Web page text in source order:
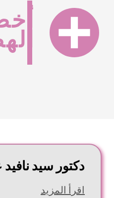
دكتور سيد نافيد
اقرأ المزيد